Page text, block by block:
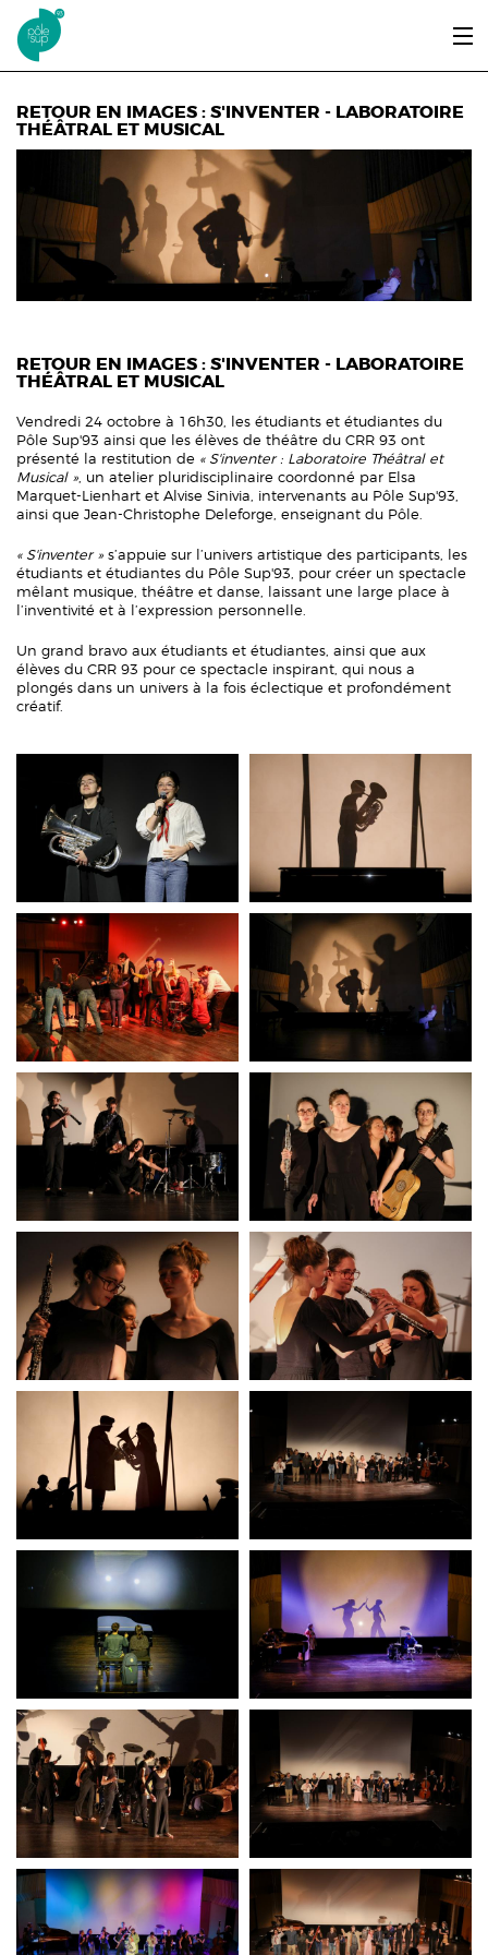
Aller au contenu principal
ÉTUDIANTS / DIPLÔMÉS
ÉCOUTER, VOIR & LIRE
INFOS PRATIQUES
RETOUR EN IMAGES : S'INVENTER - LABORATOIRE
THÉÂTRAL ET MUSICAL
RETOUR EN IMAGES : S'INVENTER - LABORATOIRE
THÉÂTRAL ET MUSICAL
Vendredi 24 octobre à 16h30, les étudiants et étudiantes du
Pôle Sup'93 ainsi que les élèves de théâtre du CRR 93 ont
présenté la restitution de « S'inventer : Laboratoire Théâtral et
Musical », un atelier pluridisciplinaire coordonné par Elsa
Marquet-Lienhart et Alvise Sinivia, intervenants au Pôle Sup'93,
ainsi que Jean-Christophe Deleforge, enseignant du Pôle.
« S'inventer » s’appuie sur l’univers artistique des participants, les
étudiants et étudiantes du Pôle Sup'93, pour créer un spectacle
mêlant musique, théâtre et danse, laissant une large place à
l’inventivité et à l’expression personnelle.
Un grand bravo aux étudiants et étudiantes, ainsi que aux
élèves du CRR 93 pour ce spectacle inspirant, qui nous a
plongés dans un univers à la fois éclectique et profondément
créatif.